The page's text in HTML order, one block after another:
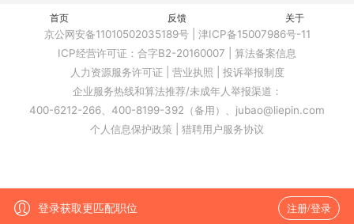
首页 反馈 关于
登录获取更匹配职位 注册/登录